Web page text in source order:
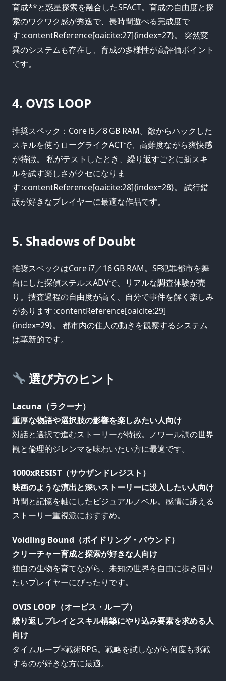
育成**と惑星探索を融合したSFACT。育成の自由度と探
索のワクワク感が秀逸で、長時間遊べる完成度で
す :contentReference[oaicite:27]{index=27}。 突然変
異のシステムも存在し、育成の多様性が高評価ポイント
です。
4. OVIS LOOP
推奨スペック：Core i5／8 GB RAM。敵からハックした
スキルを使うローグライクACTで、高難度ながら爽快感
が特徴。 私がテストしたとき、繰り返すごとに新スキ
ルを試す楽しさがクセになりま
す :contentReference[oaicite:28]{index=28}。 試行錯
誤が好きなプレイヤーに最適な作品です。
5. Shadows of Doubt
推奨スペックはCore i7／16 GB RAM。SF犯罪都市を舞
台にした探偵ステルスADVで、リアルな調査体験が売
り。捜査過程の自由度が高く、自分で事件を解く楽しみ
があります :contentReference[oaicite:29]
{index=29}。 都市内の住人の動きを観察するシステム
は革新的です。
選び方のヒント
Lacuna（ラクーナ）
重厚な物語や選択肢の影響を楽しみたい人向け
対話と選択で進むストーリーが特徴。ノワール調の世界
観と倫理的ジレンマを味わいたい方に最適です。
1000xRESIST（サウザンドレジスト）
映画のような演出と深いストーリーに没入したい人向け
時間と記憶を軸にしたビジュアルノベル。感情に訴える
ストーリー重視派におすすめ。
Voidling Bound（ボイドリング・バウンド）
クリーチャー育成と探索が好きな人向け
独自の生物を育てながら、未知の世界を自由に歩き回り
たいプレイヤーにぴったりです。
OVIS LOOP（オービス・ループ）
繰り返しプレイとスキル構築にやり込み要素を求める人
向け
タイムループ×戦術RPG。戦略を試しながら何度も挑戦
するのが好きな方に最適。